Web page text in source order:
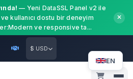
— Yeni DataSSL Panel v2 ile
kullanıcı dostu bir deneyim
ve responsive ta...
$ USD
EN